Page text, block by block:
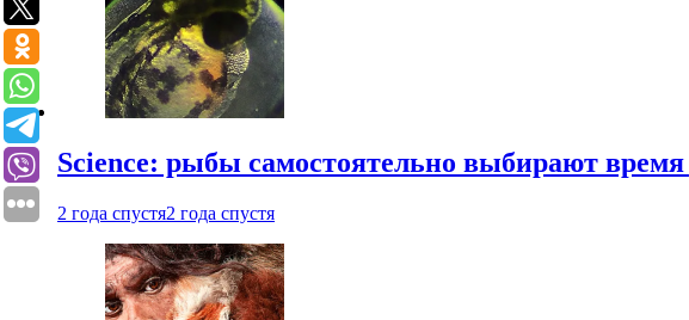
Science: рыбы самостоятельно выбирают время
2 года спустя2 года спустя